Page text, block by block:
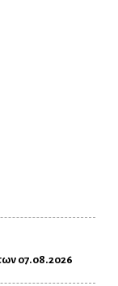
07.08.2026